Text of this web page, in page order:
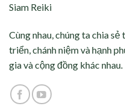
Siam Reiki
Cùng nhau, chúng ta chia
triển, chánh niệm và hạnh
gia và cộng đồng khác nhau.